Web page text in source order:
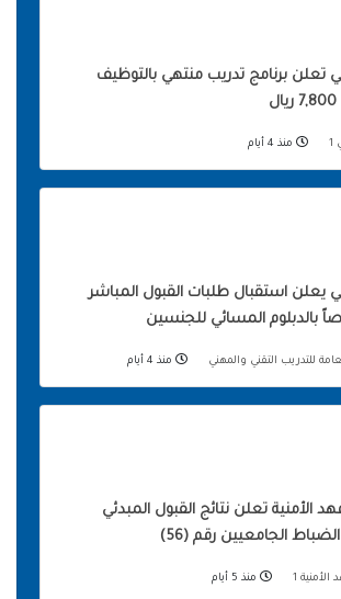
تعلن برنامج تدريب منتهي بالتوظيف
منذ 4 أيام
يعلن استقبال طلبات القبول المباشر
للتدريب التقني والمهني منذ 4 أيام
الأمنية تعلن نتائج القبول المبدئي
الجامعيين رقم (56)
1 منذ 5 أيام